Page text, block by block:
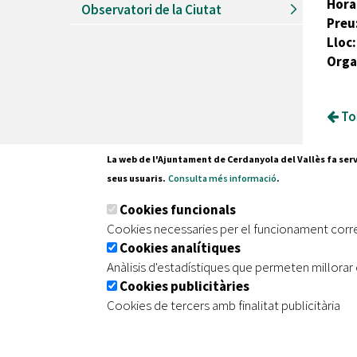
Observatori de la Ciutat
Lloc:
Tel.
| Avís legal | Protecció de dades
La web de l'Ajuntament de Cerdanyola del Vallès fa
seus usuaris. Consulta més informació.
Cookies funcionals
Cookies necessaries per el funcionament
Cookies analítiques
Anàlisis d'estadístiques que permeten
Cookies publicitàries
Cookies de tercers amb finalitat publicitària